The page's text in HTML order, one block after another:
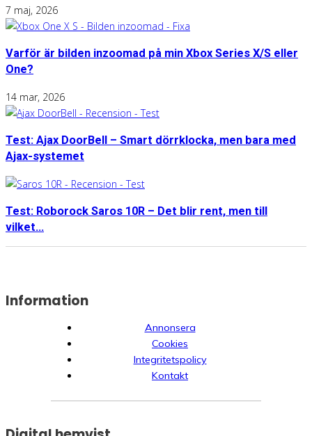
7 maj, 2026
Varför är bilden inzoomad på min Xbox Series X/S eller
One?
14 mar, 2026
Test: Ajax DoorBell – Smart dörrklocka, men bara med
Ajax-systemet
Test: Roborock Saros 10R – Det blir rent, men till
vilket...
Information
Annonsera
Cookies
Integritetspolicy
Kontakt